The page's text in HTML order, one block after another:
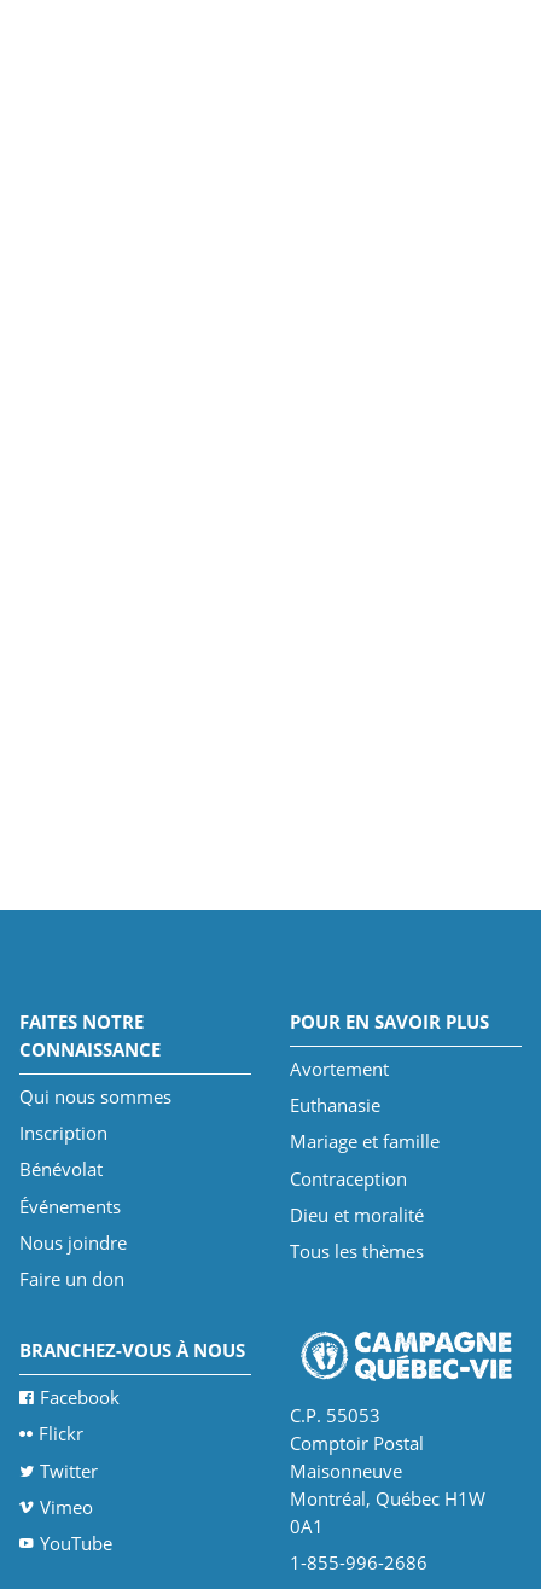
FAITES NOTRE
CONNAISSANCE
Qui nous sommes
Inscription
Bénévolat
Événements
Nous joindre
Faire un don
POUR EN SAVOIR PLUS
Avortement
Euthanasie
Mariage et famille
Contraception
Dieu et moralité
Tous les thèmes
BRANCHEZ-VOUS À NOUS
Facebook
Flickr
Twitter
Vimeo
YouTube
C.P. 55053
Comptoir Postal
Maisonneuve
Montréal, Québec H1W
0A1
1-855-996-2686